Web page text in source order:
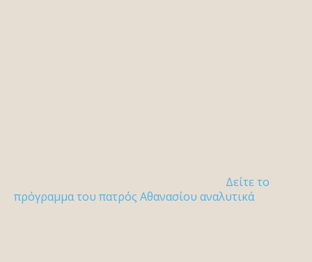
Δείτε το
πρόγραμμα του πατρός Αθανασίου αναλυτικά